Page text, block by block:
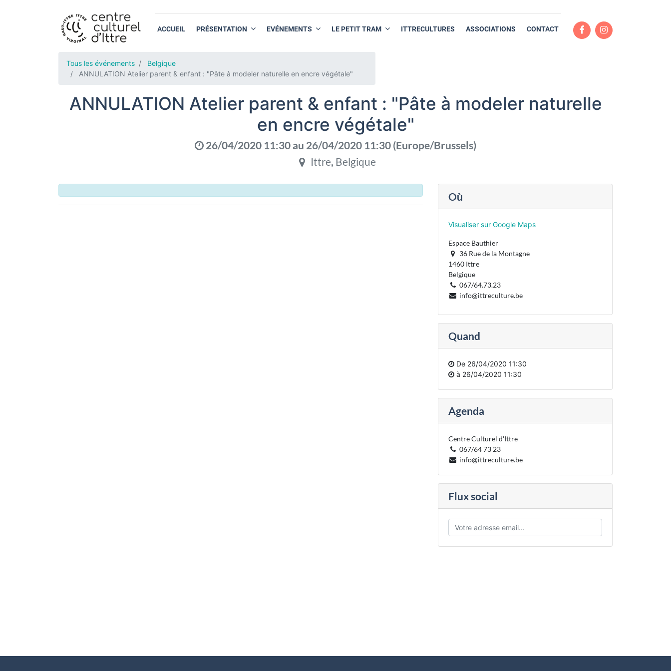
ACCUEIL PRÉSENTATION EVÉNEMENTS LE PETIT TRAM ITTRECULTURES ASSOCIATIONS CONTACT
Tous les événements
Belgique
ANNULATION Atelier parent & enfant : "Pâte à modeler naturelle en encre végétale"
ANNULATION Atelier parent & enfant : "Pâte à modeler naturelle
en encre végétale"
26/04/2020 11:30 au 26/04/2020 11:30 (Europe/Brussels)
Ittre, Belgique
Où
Visualiser sur Google Maps
Espace Bauthier
36 Rue de la Montagne
1460 Ittre
Belgique
067/64.73.23
info@ittreculture.be
Quand
De 26/04/2020 11:30
à 26/04/2020 11:30
Agenda
Centre Culturel d'Ittre
067/64 73 23
info@ittreculture.be
Flux social